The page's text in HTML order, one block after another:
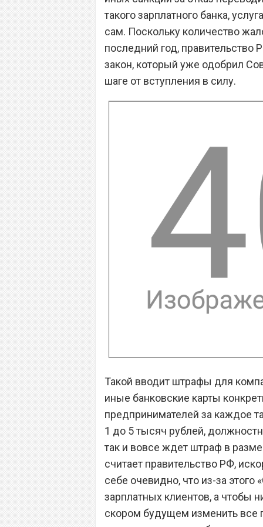
такого зарплатного банка,
сам. Поскольку количество
последний год,
закон, который уже одобрил
шаге от вступления в силу.
Такой вводит штрафы для
иные банковские карты
предпринимателей за каждое
1 до 5 тысяч рублей,
так и вовсе ждет штраф в
считает правительство РФ,
себе очевидно, что из-за этого
зарплатных клиентов, а чтобы
скором будущем изменить все